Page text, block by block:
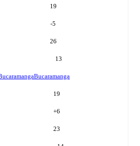
19
-5
26
13
Bucaramanga
19
+6
23